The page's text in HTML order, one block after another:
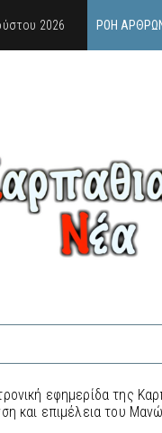
2026 ΡΟΉ
εφημερίδα της
και επιμέλεια του